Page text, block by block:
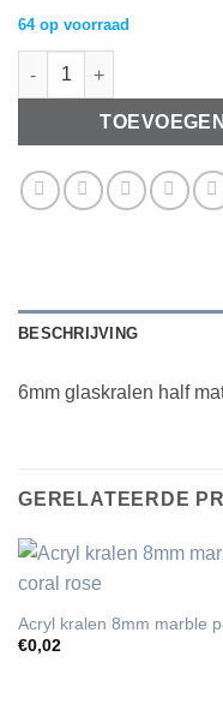
64 op voorraad
6mm glaskralen half mat
BESCHRIJVING
6mm glaskralen half
GERELATEERDE
Acryl kralen 8mm marble
€0,02